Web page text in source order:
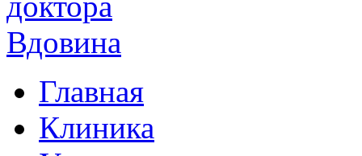
Главная
Клиника